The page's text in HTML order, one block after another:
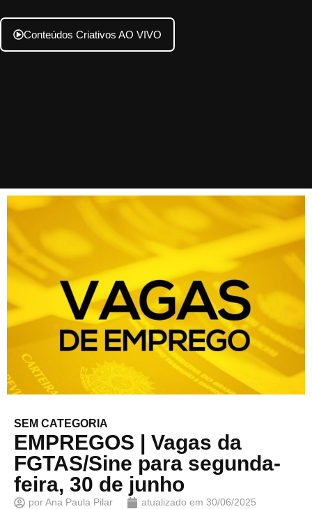
Conteúdos Criativos AO VIVO
SEM CATEGORIA
EMPREGOS | Vagas da
FGTAS/Sine para segunda-
feira, 30 de junho
porAna Paula Pilar atualizado em 30/06/2025